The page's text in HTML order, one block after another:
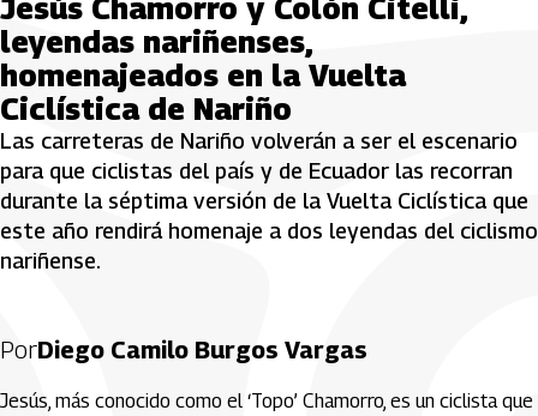
Jesús Chamorro y Colón Citelli,
leyendas nariñenses,
homenajeados en la Vuelta
Ciclística de Nariño
Las carreteras de Nariño volverán a ser el escenario
para que ciclistas del país y de Ecuador las recorran
durante la séptima versión de la Vuelta Ciclística que
este año rendirá homenaje a dos leyendas del ciclismo
nariñense.
PorDiego Camilo Burgos Vargas
Jesús, más conocido como el ‘Topo’ Chamorro, es un ciclista que